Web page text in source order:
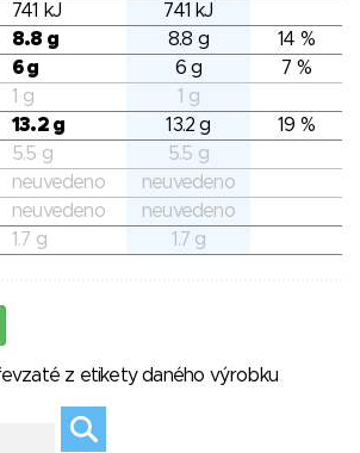
741 kJ
741 kJ
8.8 g 8.8 g
14 %
6 g 6 g
7 %
1 g
1 g
13.2 g 13.2 g
19 %
5.5 g
5.5 g
neuvedeno
neuvedeno
neuvedeno
neuvedeno
1.7 g 1.7 g
z etikety daného výrobku